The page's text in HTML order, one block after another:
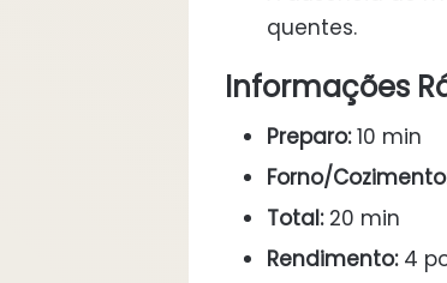
quentes.
Informações
Preparo:10 min
Forno/
Total:20 min
Rendimento:4